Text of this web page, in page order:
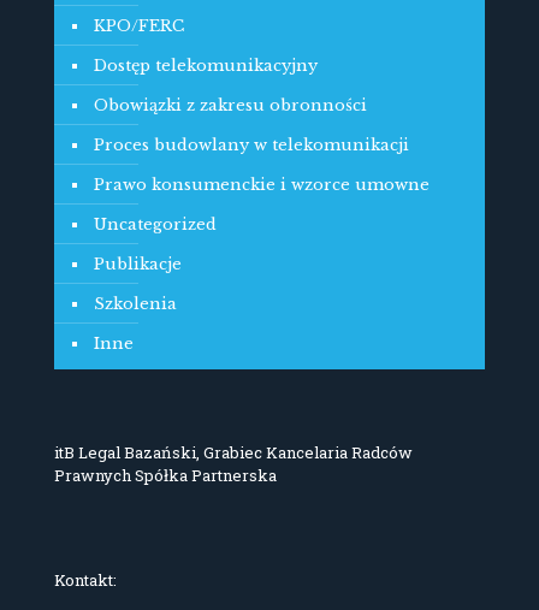
KPO/FERC
Dostęp telekomunikacyjny
Obowiązki z zakresu obronności
Proces budowlany w telekomunikacji
Prawo konsumenckie i wzorce umowne
Uncategorized
Publikacje
Szkolenia
Inne
itB Legal Bazański, Grabiec Kancelaria Radców
Prawnych Spółka Partnerska
Kontakt: